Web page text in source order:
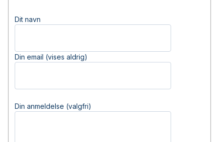
Dit navn
Din email (vises aldrig)
Din anmeldelse (valgfri)